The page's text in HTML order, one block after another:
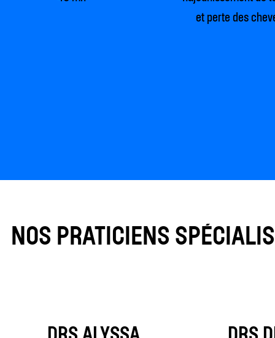
et perte des
NOS PRATICIENS
DRS ALYSSA DRS